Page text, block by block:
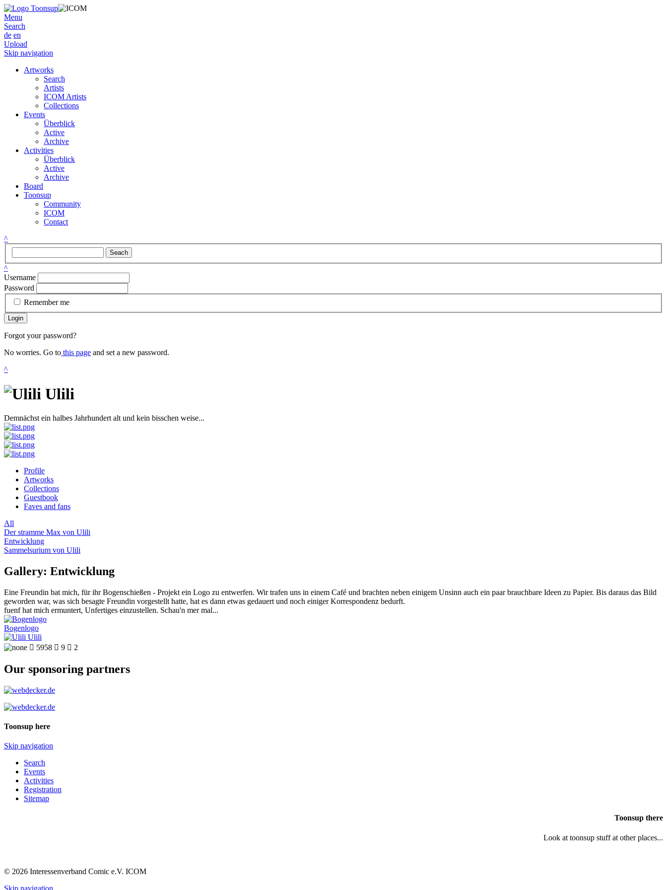
Menu
Search
de en
Upload
Skip navigation
Artworks
Search
Artists
ICOM Artists
Collections
Events
Überblick
Active
Archive
Activities
Überblick
Active
Archive
Board
Toonsup
Community
ICOM
Contact
^
Seach
^
Username
Password
Remember me
Login
Forgot your password?
No worries. Go to this page and set a new password.
^
Ulili
Demnächst ein halbes Jahrhundert alt und kein bisschen weise...
Profile
Artworks
Collections
Guestbook
Faves and fans
All
Der stramme Max von Ulili
Entwicklung
Sammelsurium von Ulili
Gallery: Entwicklung
Eine Freundin bat mich, für ihr Bogenschießen - Projekt ein Logo zu entwerfen. Wir trafen uns in einem Café und brachten neben einigem Unsinn auch ein paar brauchbare Ideen zu Papier. Bis daraus das Bild
geworden war, was sich besagte Freundin vorgestellt hatte, hat es dann etwas gedauert und noch einiger Korrespondenz bedurft.
fuenf hat mich ermuntert, Unfertiges einzustellen. Schau'n mer mal...
Bogenlogo
Ulili
 5958  9  2
Our sponsoring partners
Toonsup here
Skip navigation
Search
Events
Activities
Registration
Sitemap
Toonsup there
Look at toonsup stuff at other places...
© 2026 Interessenverband Comic e.V. ICOM
Skip navigation